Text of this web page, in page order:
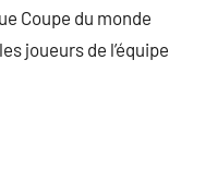
Coupe du monde
joueurs de l’équipe